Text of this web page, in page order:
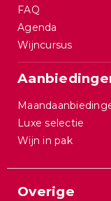
FAQ
Agenda
Wijncursus
Luxe selectie
Wijn in pak
Overige